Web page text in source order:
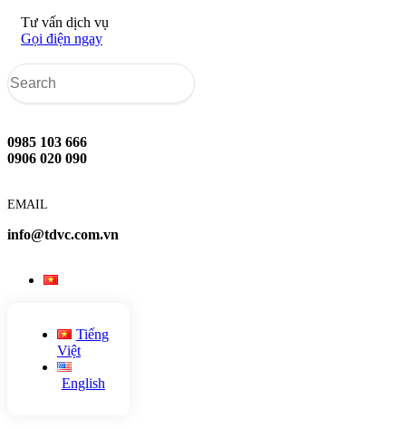
Tư vấn dịch vụ
Gọi điện ngay
0985 103 666
0906 020 090
EMAIL
info@tdvc.com.vn
Tiếng
Việt
English